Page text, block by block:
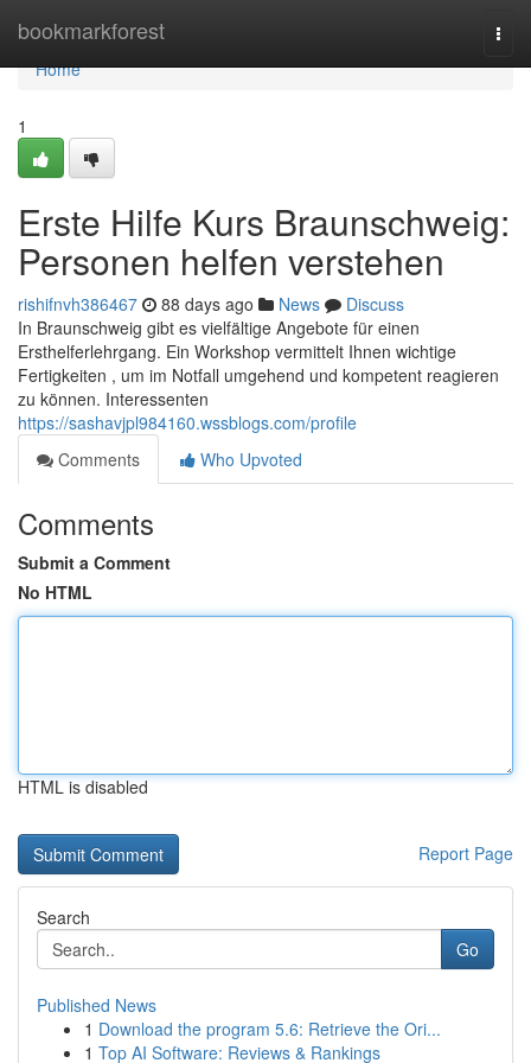
bookmarkforest
Home
Home
1
Erste Hilfe Kurs Braunschweig:
Personen helfen verstehen
rishifnvh386467 88 days ago News
Discuss
In Braunschweig gibt es vielfältige Angebote für einen
Ersthelferlehrgang. Ein Workshop vermittelt Ihnen wichtige
Fertigkeiten , um im Notfall umgehend und kompetent reagieren
zu können. Interessenten
https://sashavjpl984160.wssblogs.com/profile
Comments
Who Upvoted
Comments
Submit a Comment
No HTML
HTML is disabled
Report Page
Search
Go
Published News
1 Download the program 5.6: Retrieve the Ori...
1 Top AI Software: Reviews & Rankings